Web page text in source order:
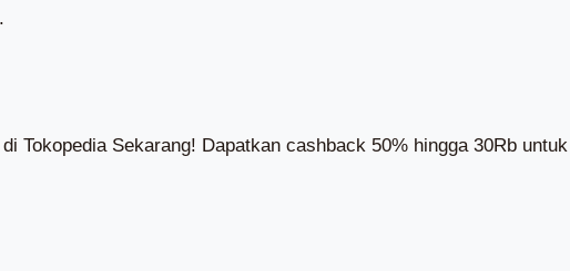
Tokopedia Sekarang! Dapatkan cashback 50% hingga 30Rb